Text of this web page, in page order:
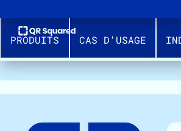
PRODUITS CAS D'USAGE